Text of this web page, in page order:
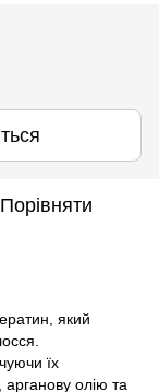
Порівняти
який
їх
олію та